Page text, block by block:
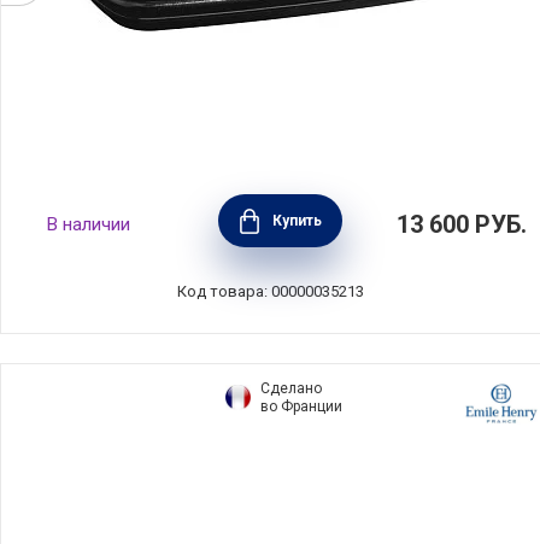
Масленка 16,5х11,5х7,5 см, керамика, цвет
трюфель, Emile Henry, Франция, 710225
В наличии Купить 13 600 РУБ.
Код товара: 00000035213
Сделано
во Франции